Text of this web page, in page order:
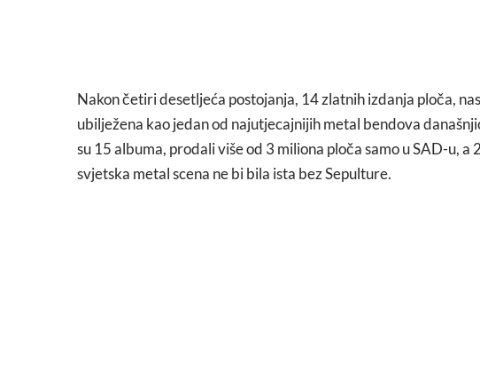
Nakon četiri desetljeća postojanja, 14 zlatnih izdanja ploča,
ubilježena kao jedan od najutjecajnijih metal bendova
su 15 albuma, prodali više od 3 miliona ploča samo u SAD-u, a
svjetska metal scena ne bi bila ista bez Sepulture.